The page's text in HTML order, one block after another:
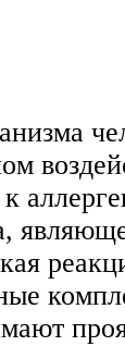
к